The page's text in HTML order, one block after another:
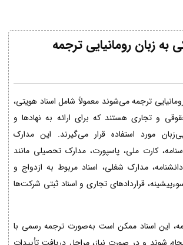
به زبان رومانیایی ترجمه
ترجمه می‌شوند معمولاً شامل اسناد هویتی،
و تجاری هستند که برای ارائه به نهادها و
مورد استفاده قرار می‌گیرند. این مدارک
کارت ملی، پاسپورت، مدارک تحصیلی مانند
مدارک شغلی، اسناد مربوط به ازدواج و
قراردادهای تجاری و اسناد ثبتی شرکت‌ها
این اسناد ممکن است به‌صورت ترجمه رسمی با
شوند و در صورت نیاز، مراحل دریافت تأییدات